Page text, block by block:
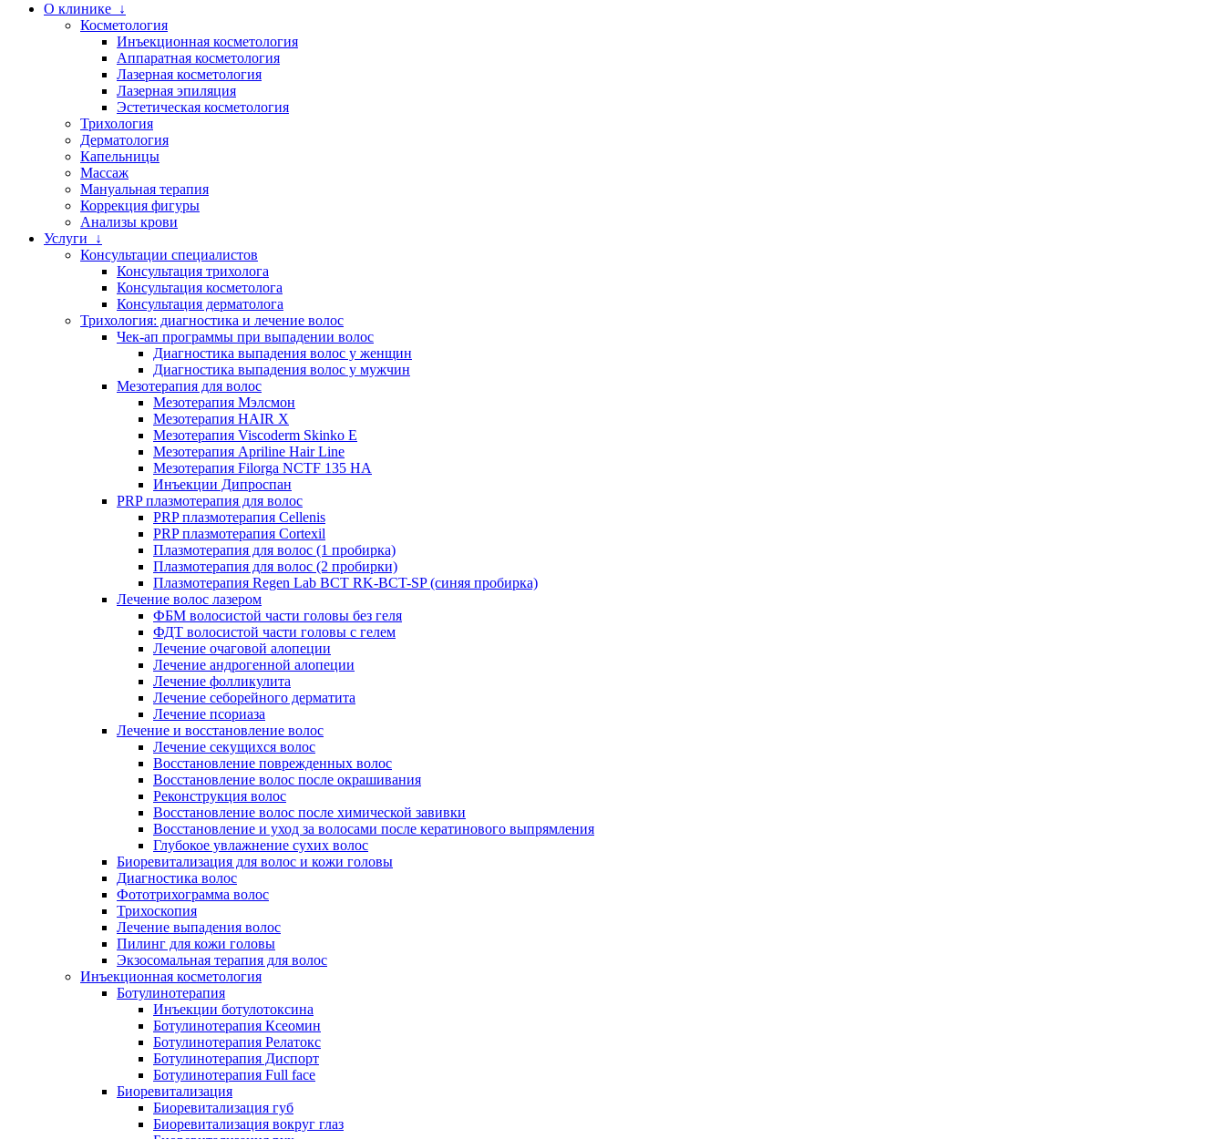
О клинике ↓
Косметология
Инъекционная косметология
Аппаратная косметология
Лазерная косметология
Лазерная эпиляция
Эстетическая косметология
Трихология
Дерматология
Капельницы
Массаж
Мануальная терапия
Коррекция фигуры
Анализы крови
Услуги ↓
Консультации специалистов
Консультация трихолога
Консультация косметолога
Консультация дерматолога
Трихология: диагностика и лечение волос
Чек-ап программы при выпадении волос
Диагностика выпадения волос у женщин
Диагностика выпадения волос у мужчин
Мезотерапия для волос
Мезотерапия Мэлсмон
Мезотерапия HAIR X
Мезотерапия Viscoderm Skinko E
Мезотерапия Apriline Hair Line
Мезотерапия Filorga NCTF 135 HA
Инъекции Дипроспан
PRP плазмотерапия для волос
PRP плазмотерапия Cellenis
PRP плазмотерапия Cortexil
Плазмотерапия для волос (1 пробирка)
Плазмотерапия для волос (2 пробирки)
Плазмотерапия Regen Lab BCT RK-BCT-SP (синяя пробирка)
Лечение волос лазером
ФБМ волосистой части головы без геля
ФДТ волосистой части головы с гелем
Лечение очаговой алопеции
Лечение андрогенной алопеции
Лечение фолликулита
Лечение себорейного дерматита
Лечение псориаза
Лечение и восстановление волос
Лечение секущихся волос
Восстановление поврежденных волос
Восстановление волос после окрашивания
Реконструкция волос
Восстановление волос после химической завивки
Восстановление и уход за волосами после кератинового выпрямления
Глубокое увлажнение сухих волос
Биоревитализация для волос и кожи головы
Диагностика волос
Фототрихограмма волос
Трихоскопия
Лечение выпадения волос
Пилинг для кожи головы
Экзосомальная терапия для волос
Инъекционная косметология
Ботулинотерапия
Инъекции ботулотоксина
Ботулинотерапия Ксеомин
Ботулинотерапия Релатокс
Ботулинотерапия Диспорт
Ботулинотерапия Full face
Биоревитализация
Биоревитализация губ
Биоревитализация вокруг глаз